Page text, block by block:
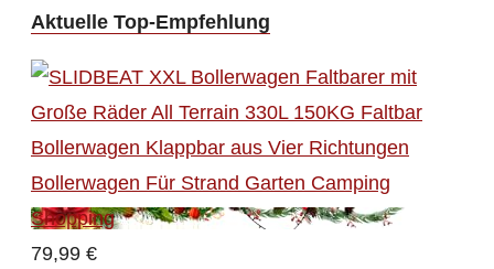
Aktuelle Top-Empfehlung
79,99 €